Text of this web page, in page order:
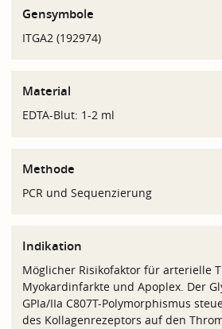
Gensymbole
ITGA2 (192974)
Material
EDTA-Blut: 1-2 ml
Methode
PCR und Sequenzierung
Indikation
Möglicher Risikofaktor für arterielle
Myokardinfarkte und Apoplex. Der
GPIa/IIa C807T-Polymorphismus
des Kollagenrezeptors auf den